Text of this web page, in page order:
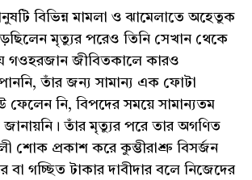
বিভিন্ন মামলা ও ঝামেলাতে অহেতুক
মৃত্যুর পরেও তিনি সেখান থেকে
গওহরজান জীবিতকালে কারও
তাঁর জন্য সামান্য এক ফোটা
নি, বিপদের সময়ে সামান্যতম
তাঁর মৃত্যুর পরে তার অগণিত
শোক প্রকাশ করে কুম্ভীরাশ্রু বিসর্জন
বা গচ্ছিত টাকার দাবীদার বলে নিজেদের